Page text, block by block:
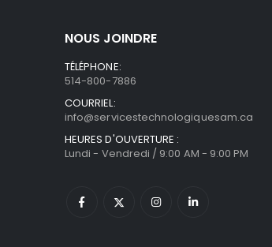
NOUS JOINDRE
TÉLÉPHONE:
514-800-7886
COURRIEL:
info@servicestechnologiquesam.ca
HEURES D'OUVERTURE :
Lundi - Vendredi / 9:00 AM - 9:00 PM